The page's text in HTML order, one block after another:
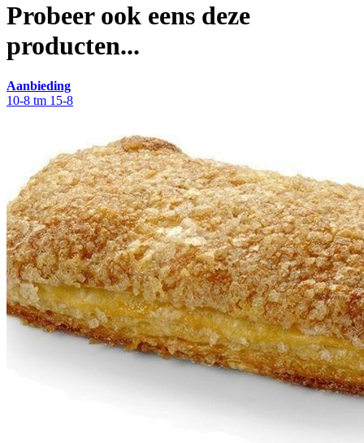
Probeer ook eens deze
producten...
Aanbieding
10-8 tm 15-8